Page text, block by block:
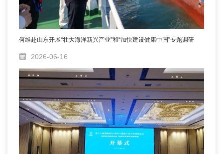
何维赴山东开展“壮大海洋新兴产业”和“加快建设健康中国”专题调研
2026-06-16